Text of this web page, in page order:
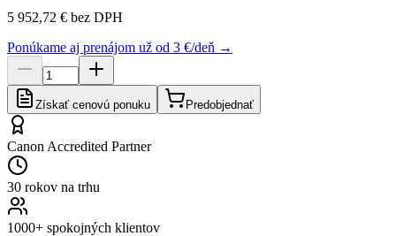
5 952,72 € bez DPH
Ponúkame aj prenájom už od 3 €/deň →
Získať cenovú ponuku Predobjednať
Canon Accredited Partner
30 rokov na trhu
1000+ spokojných klientov